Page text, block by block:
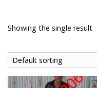
Showing the single result